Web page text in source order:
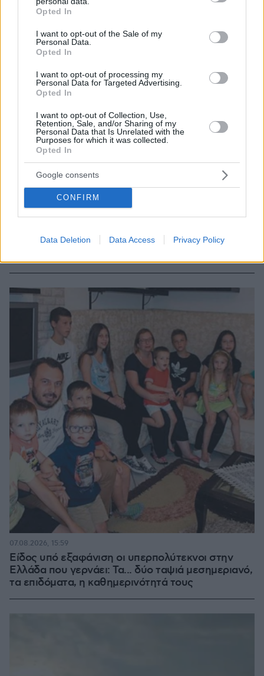
grant or deny consent to Google and its third-party tags to
use your data for below specified purposes in below Google
consent section.
Opted In
I want to opt-out of the Sale of my
Personal Data.
Opted In
I want to opt-out of processing my
Personal Data for Targeted Advertising.
Opted In
I want to opt-out of Collection, Use,
Retention, Sale, and/or Sharing of my
Personal Data that Is Unrelated with the
Purposes for which it was collected.
Opted In
Google consents
CONFIRM
Data Deletion Data Access Privacy Policy
«Πόσα θέλεις για το κορίτσι;»: Τουρίστας στην
Κρήτη ζητά... τιμή για να ασελγήσει σε ανήλικη, τι
07.08.2026, 18:22
Είδος υπό εξαφάνιση οι υπερπολύτεκνοι στην
Ελλάδα που γερνάει: Τα... δύο ταψιά μεσημεριανό,
τα επιδόματα, η καθημερινότητά τους
07.08.2026, 15:59